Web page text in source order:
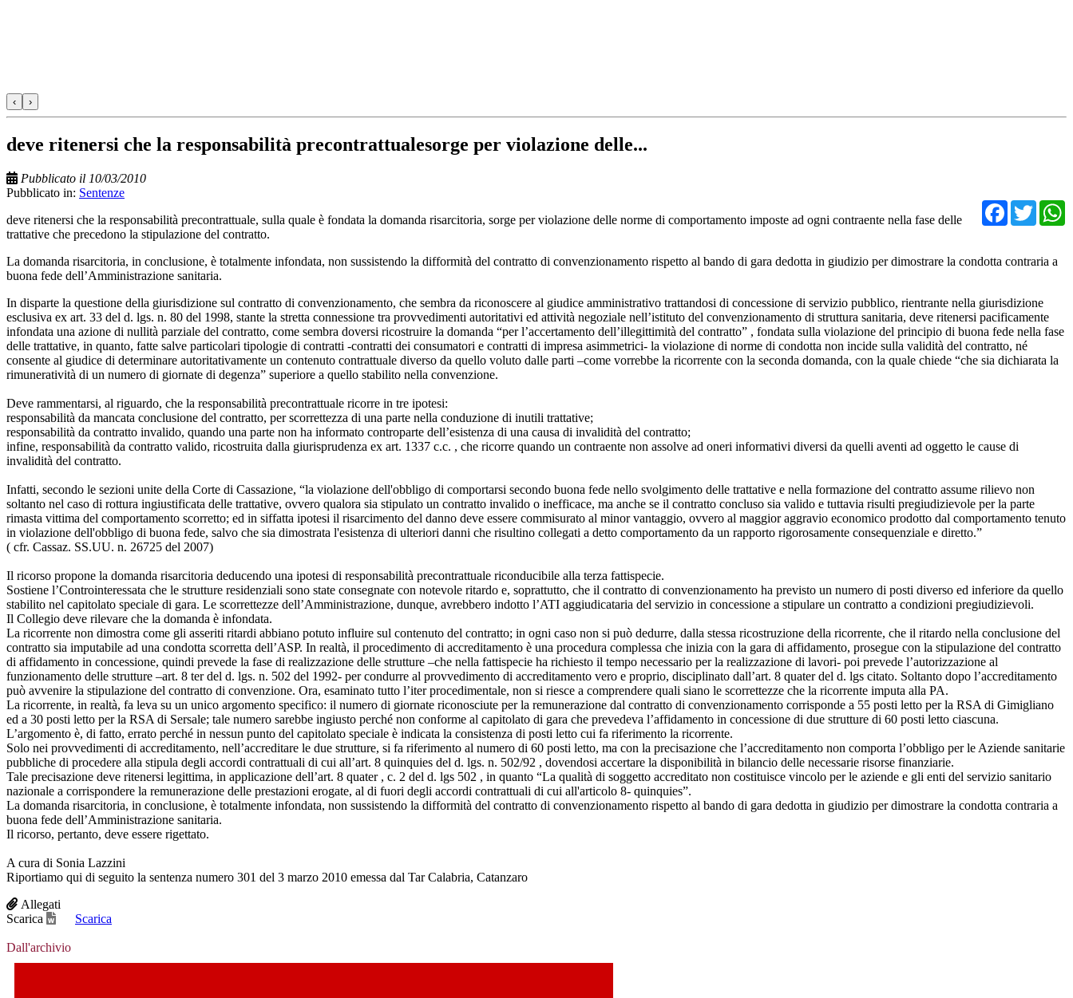
‹ ›
deve ritenersi che la responsabilità precontrattualesorge per violazione delle...
Pubblicato il 10/03/2010
Pubblicato in: Sentenze
deve ritenersi che la responsabilità precontrattuale, sulla quale è fondata la domanda risarcitoria, sorge per violazione delle norme di comportamento imposte ad ogni contraente nella fase delle
trattative che precedono la stipulazione del contratto.
La domanda risarcitoria, in conclusione, è totalmente infondata, non sussistendo la difformità del contratto di convenzionamento rispetto al bando di gara dedotta in giudizio per dimostrare la condotta contraria a
buona fede dell’Amministrazione sanitaria.
In disparte la questione della giurisdizione sul contratto di convenzionamento, che sembra da riconoscere al giudice amministrativo trattandosi di concessione di servizio pubblico, rientrante nella giurisdizione
esclusiva ex art. 33 del d. lgs. n. 80 del 1998, stante la stretta connessione tra provvedimenti autoritativi ed attività negoziale nell’istituto del convenzionamento di struttura sanitaria, deve ritenersi pacificamente
infondata una azione di nullità parziale del contratto, come sembra doversi ricostruire la domanda “per l’accertamento dell’illegittimità del contratto” , fondata sulla violazione del principio di buona fede nella fase
delle trattative, in quanto, fatte salve particolari tipologie di contratti -contratti dei consumatori e contratti di impresa asimmetrici- la violazione di norme di condotta non incide sulla validità del contratto, né
consente al giudice di determinare autoritativamente un contenuto contrattuale diverso da quello voluto dalle parti –come vorrebbe la ricorrente con la seconda domanda, con la quale chiede “che sia dichiarata la
rimuneratività di un numero di giornate di degenza” superiore a quello stabilito nella convenzione.
Deve rammentarsi, al riguardo, che la responsabilità precontrattuale ricorre in tre ipotesi:
responsabilità da mancata conclusione del contratto, per scorrettezza di una parte nella conduzione di inutili trattative;
responsabilità da contratto invalido, quando una parte non ha informato controparte dell’esistenza di una causa di invalidità del contratto;
infine, responsabilità da contratto valido, ricostruita dalla giurisprudenza ex art. 1337 c.c. , che ricorre quando un contraente non assolve ad oneri informativi diversi da quelli aventi ad oggetto le cause di
invalidità del contratto.
Infatti, secondo le sezioni unite della Corte di Cassazione, “la violazione dell'obbligo di comportarsi secondo buona fede nello svolgimento delle trattative e nella formazione del contratto assume rilievo non
soltanto nel caso di rottura ingiustificata delle trattative, ovvero qualora sia stipulato un contratto invalido o inefficace, ma anche se il contratto concluso sia valido e tuttavia risulti pregiudizievole per la parte
rimasta vittima del comportamento scorretto; ed in siffatta ipotesi il risarcimento del danno deve essere commisurato al minor vantaggio, ovvero al maggior aggravio economico prodotto dal comportamento tenuto
in violazione dell'obbligo di buona fede, salvo che sia dimostrata l'esistenza di ulteriori danni che risultino collegati a detto comportamento da un rapporto rigorosamente consequenziale e diretto.”
( cfr. Cassaz. SS.UU. n. 26725 del 2007)
Il ricorso propone la domanda risarcitoria deducendo una ipotesi di responsabilità precontrattuale riconducibile alla terza fattispecie.
Sostiene l’Controinteressata che le strutture residenziali sono state consegnate con notevole ritardo e, soprattutto, che il contratto di convenzionamento ha previsto un numero di posti diverso ed inferiore da quello
stabilito nel capitolato speciale di gara. Le scorrettezze dell’Amministrazione, dunque, avrebbero indotto l’ATI aggiudicataria del servizio in concessione a stipulare un contratto a condizioni pregiudizievoli.
Il Collegio deve rilevare che la domanda è infondata.
La ricorrente non dimostra come gli asseriti ritardi abbiano potuto influire sul contenuto del contratto; in ogni caso non si può dedurre, dalla stessa ricostruzione della ricorrente, che il ritardo nella conclusione del
contratto sia imputabile ad una condotta scorretta dell’ASP. In realtà, il procedimento di accreditamento è una procedura complessa che inizia con la gara di affidamento, prosegue con la stipulazione del contratto
di affidamento in concessione, quindi prevede la fase di realizzazione delle strutture –che nella fattispecie ha richiesto il tempo necessario per la realizzazione di lavori- poi prevede l’autorizzazione al
funzionamento delle strutture –art. 8 ter del d. lgs. n. 502 del 1992- per condurre al provvedimento di accreditamento vero e proprio, disciplinato dall’art. 8 quater del d. lgs citato. Soltanto dopo l’accreditamento
può avvenire la stipulazione del contratto di convenzione. Ora, esaminato tutto l’iter procedimentale, non si riesce a comprendere quali siano le scorrettezze che la ricorrente imputa alla PA.
La ricorrente, in realtà, fa leva su un unico argomento specifico: il numero di giornate riconosciute per la remunerazione dal contratto di convenzionamento corrisponde a 55 posti letto per la RSA di Gimigliano
ed a 30 posti letto per la RSA di Sersale; tale numero sarebbe ingiusto perché non conforme al capitolato di gara che prevedeva l’affidamento in concessione di due strutture di 60 posti letto ciascuna.
L’argomento è, di fatto, errato perché in nessun punto del capitolato speciale è indicata la consistenza di posti letto cui fa riferimento la ricorrente.
Solo nei provvedimenti di accreditamento, nell’accreditare le due strutture, si fa riferimento al numero di 60 posti letto, ma con la precisazione che l’accreditamento non comporta l’obbligo per le Aziende sanitarie
pubbliche di procedere alla stipula degli accordi contrattuali di cui all’art. 8 quinquies del d. lgs. n. 502/92 , dovendosi accertare la disponibilità in bilancio delle necessarie risorse finanziarie.
Tale precisazione deve ritenersi legittima, in applicazione dell’art. 8 quater , c. 2 del d. lgs 502 , in quanto “La qualità di soggetto accreditato non costituisce vincolo per le aziende e gli enti del servizio sanitario
nazionale a corrispondere la remunerazione delle prestazioni erogate, al di fuori degli accordi contrattuali di cui all'articolo 8- quinquies”.
La domanda risarcitoria, in conclusione, è totalmente infondata, non sussistendo la difformità del contratto di convenzionamento rispetto al bando di gara dedotta in giudizio per dimostrare la condotta contraria a
buona fede dell’Amministrazione sanitaria.
Il ricorso, pertanto, deve essere rigettato.
A cura di Sonia Lazzini
Riportiamo qui di seguito la sentenza numero 301 del 3 marzo 2010 emessa dal Tar Calabria, Catanzaro
Allegati
Scarica
Scarica
Dall'archivio